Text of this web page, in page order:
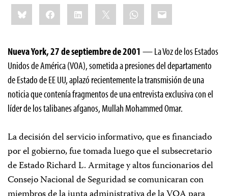
Share
this:BlueskyFacebookLinkedIn WhatsApp
Email
Nueva York, 27 de septiembre de 2001 — La Voz de los Estados
Unidos de América (VOA), sometida a presiones del departamento
de Estado de EE UU, aplazó recientemente la transmisión de una
noticia que contenía fragmentos de una entrevista exclusiva con el
líder de los talibanes afganos, Mullah Mohammed Omar.
La decisión del servicio informativo, que es financiado
por el gobierno, fue tomada luego que el subsecretario
de Estado Richard L. Armitage y altos funcionarios del
Consejo Nacional de Seguridad se comunicaran con